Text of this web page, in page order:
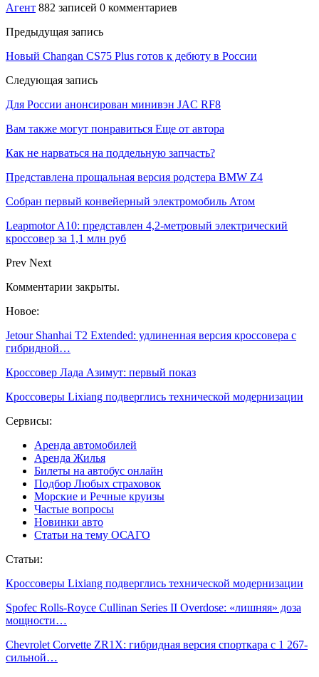
Агент 882 записей 0 комментариев
Предыдущая запись
Новый Changan CS75 Plus готов к дебюту в России
Следующая запись
Для России анонсирован минивэн JAC RF8
Вам также могут понравиться Еще от автора
Как не нарваться на поддельную запчасть?
Представлена прощальная версия родстера BMW Z4
Собран первый конвейерный электромобиль Атом
Leapmotor A10: представлен 4,2-метровый электрический
кроссовер за 1,1 млн руб
Prev Next
Комментарии закрыты.
Новое:
Jetour Shanhai T2 Extended: удлиненная версия кроссовера с
гибридной…
Кроссовер Лада Азимут: первый показ
Кроссоверы Lixiang подверглись технической модернизации
Сервисы:
Аренда автомобилей
Аренда Жилья
Билеты на автобус онлайн
Подбор Любых страховок
Морские и Речные круизы
Частые вопросы
Новинки авто
Статьи на тему ОСАГО
Статьи:
Кроссоверы Lixiang подверглись технической модернизации
Spofec Rolls-Royce Cullinan Series II Overdose: «лишняя» доза
мощности…
Chevrolet Corvette ZR1X: гибридная версия спорткара с 1 267-
сильной…